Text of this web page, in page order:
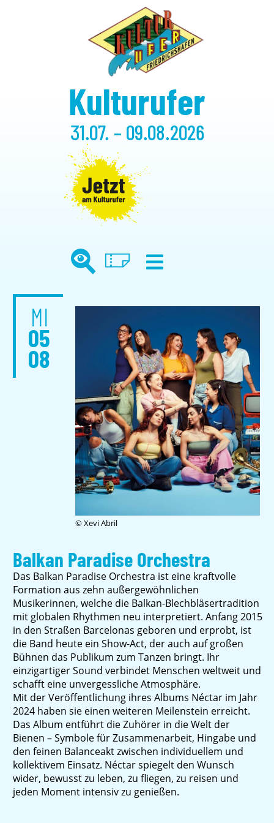
Kulturufer
31.07. – 09.08.2026
MI
05
08
© Xevi Abril
Balkan Paradise Orchestra
Das Balkan Paradise Orchestra ist eine kraftvolle
Formation aus zehn außergewöhnlichen
Musikerinnen, welche die Balkan-Blechbläsertradition
mit globalen Rhythmen neu interpretiert. Anfang 2015
in den Straßen Barcelonas geboren und erprobt, ist
die Band heute ein Show-Act, der auch auf großen
Bühnen das Publikum zum Tanzen bringt. Ihr
einzigartiger Sound verbindet Menschen weltweit und
schafft eine unvergessliche Atmosphäre.
Mit der Veröffentlichung ihres Albums Néctar im Jahr
2024 haben sie einen weiteren Meilenstein erreicht.
Das Album entführt die Zuhörer in die Welt der
Bienen – Symbole für Zusammenarbeit, Hingabe und
den feinen Balanceakt zwischen individuellem und
kollektivem Einsatz. Néctar spiegelt den Wunsch
wider, bewusst zu leben, zu fliegen, zu reisen und
jeden Moment intensiv zu genießen.